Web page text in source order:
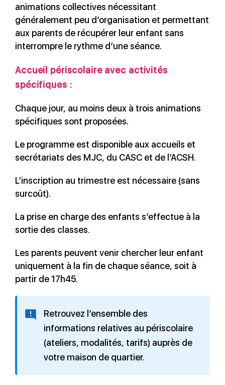
animations collectives nécessitant
généralement peu d’organisation et permettant
aux parents de récupérer leur enfant sans
interrompre le rythme d’une séance.
Accueil périscolaire avec activités
spécifiques :
Chaque jour, au moins deux à trois animations
spécifiques sont proposées.
Le programme est disponible aux accueils et
secrétariats des MJC, du CASC et de l’ACSH.
L’inscription au trimestre est nécessaire (sans
surcoût).
La prise en charge des enfants s’effectue à la
sortie des classes.
Les parents peuvent venir chercher leur enfant
uniquement à la fin de chaque séance, soit à
partir de 17h45.
Retrouvez l’ensemble des
informations relatives au périscolaire
(ateliers, modalités, tarifs) auprès de
votre maison de quartier.